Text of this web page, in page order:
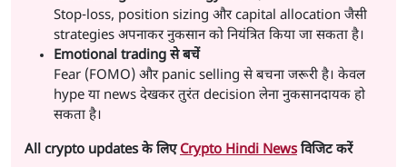
Stop-loss, position sizing और capital allocation जैसी
strategies अपनाकर नुकसान को नियंत्रित किया जा सकता है।
Emotional trading से बचें
Fear (FOMO) और panic selling से बचना जरूरी है। केवल
hype या news देखकर तुरंत decision लेना नुकसानदायक हो
सकता है।
All crypto updates के लिएCrypto Hindi Newsविजिट करें